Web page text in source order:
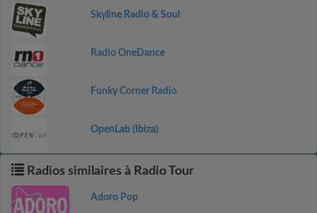
Skyline Radio & Soul
Radio OneDance
Funky Corner Radio
OpenLab (Ibiza)
Radios similaires à Radio Tour
Adoro Pop